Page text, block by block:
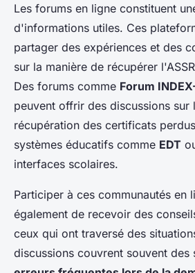
Les forums en ligne constituent
d'informations utiles. Ces
partager des expériences et des
sur la manière de récupérer
Des forums comme Forum
peuvent offrir des discussions
récupération des certificats
systèmes éducatifs comme EDT
interfaces scolaires.
Participer à ces communautés en
également de recevoir des
ceux qui ont traversé des
discussions couvrent souvent des